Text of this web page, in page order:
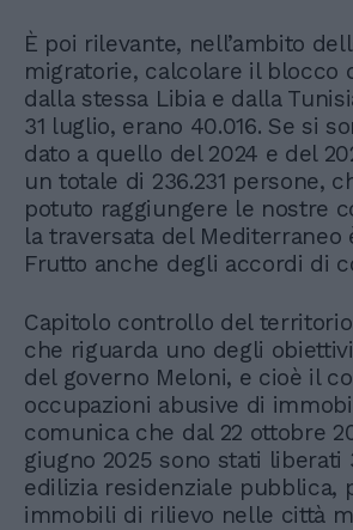
È poi rilevante, nell’ambito
migratorie, calcolare il blocco
dalla stessa Libia e dalla
31 luglio, erano 40.016. Se si
dato a quello del 2024 e del
un totale di 236.231 persone,
potuto raggiungere le nostre
la traversata del Mediterraneo
Frutto anche degli accordi di
Capitolo controllo del
che riguarda uno degli
del governo Meloni, e cioè il
occupazioni abusive di
comunica che dal 22 ottobre
giugno 2025 sono stati liberati
edilizia residenziale pubblica,
immobili di rilievo nelle città